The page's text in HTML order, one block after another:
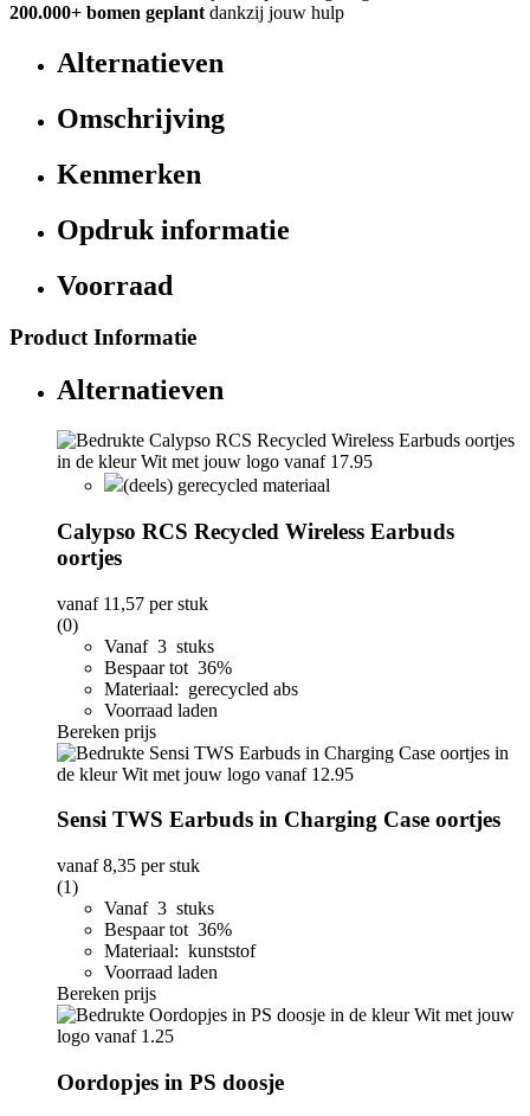
200.000+ bomen geplant dankzij jouw hulp
Alternatieven
Omschrijving
Kenmerken
Opdruk informatie
Voorraad
Product Informatie
Alternatieven
(deels) gerecycled materiaal
Calypso RCS Recycled Wireless Earbuds
oortjes
vanaf 11,57 per stuk
(0)
Vanaf 3 stuks
Bespaar tot 36%
Materiaal: gerecycled abs
Voorraad laden
Bereken prijs
Sensi TWS Earbuds in Charging Case oortjes
vanaf8,35 per stuk
(1)
Vanaf 3 stuks
Bespaar tot 36%
Materiaal: kunststof
Voorraad laden
Bereken prijs
Oordopjes in PS doosje